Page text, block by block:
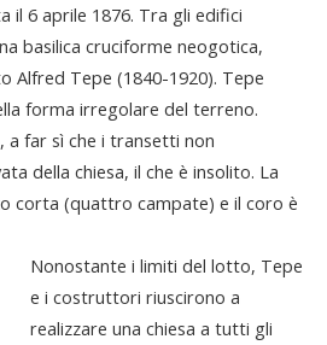
il 6 aprile 1876. Tra gli edifici
basilica cruciforme neogotica,
Tepe (1840-1920). Tepe
forma irregolare del terreno.
far sì che i transetti non
della chiesa, il che è insolito. La
corta (quattro campate) e il coro è
Nonostante i limiti del lotto, Tepe
e i costruttori riuscirono a
realizzare una chiesa a tutti gli